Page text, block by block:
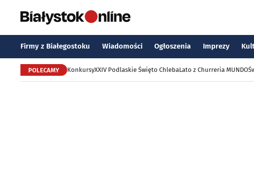
Firmy z Białegostoku Wiadomości Ogłoszenia Imprezy
POLECAMY KonkursyXXIV Podlaskie Święto ChlebaLato z Churreria MUNDO